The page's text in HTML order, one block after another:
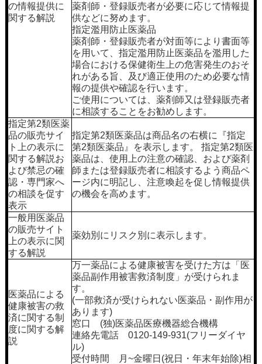
の情報提供に
関する解説
薬剤師・登録販売者が必要に応じて情報提
供などに努めます。
指定濫用防止医薬品
薬剤師・登録販売者が対面等により書面等
を用いて、指定濫用防止医薬品を濫用した
場合における保健衛生上の危害発生のおそ
れがある旨、及び適正使用のため必要な情
報の提供や確認を行います。
ご使用については、薬剤師又は登録販売者
に相談することをお勧めします。
指定第2類医薬
品の販売サイ
ト上の表示に
関する解説お
よび禁忌の確
認・専門家へ
の相談を促す
表示
指定第2類医薬品は商品名の右横に『指定
第2類医薬品』を表示します。 指定第2類医
薬品は、使用上の注意の確認、および薬剤
師または登録販売者に相談するよう商品ペ
ージ内に明記し、注意喚起を促し情報提供
の機会を高めます。
一般用医薬品
の販売サイト
上の表示に関
する解説
薬効別にリスク別に表示します。
医薬品による
健康被害の救
済に関する制
度に関する解
説
万一薬品による健康被害を受けた方は「医
薬品副作用被害救済制度」が受けられま
す。
(一部救済が受けられない医薬品・副作用が
あります)
窓口 (独)医薬品医療機器総合機構
連絡先電話 0120-149-931(フリーダイヤ
ル)
受付時間 月~金曜日(祝日・年末年始除)相